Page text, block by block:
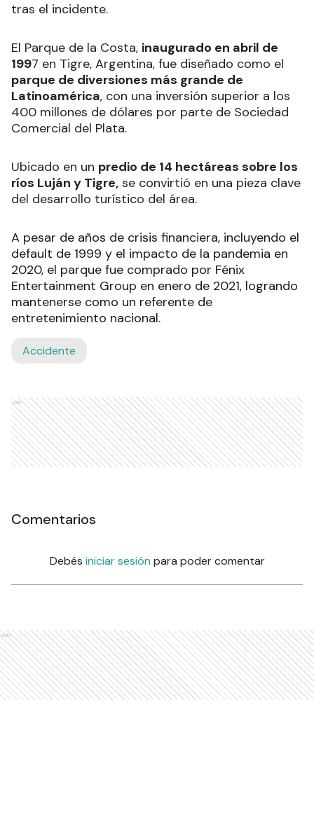
tras el incidente.
El Parque de la Costa, inaugurado en abril de
1997 en Tigre, Argentina, fue diseñado como el
parque de diversiones más grande de
Latinoamérica, con una inversión superior a los
400 millones de dólares por parte de Sociedad
Comercial del Plata.
Ubicado en un predio de 14 hectáreas sobre los
ríos Luján y Tigre, se convirtió en una pieza clave
del desarrollo turístico del área.
A pesar de años de crisis financiera, incluyendo el
default de 1999 y el impacto de la pandemia en
2020, el parque fue comprado por Fénix
Entertainment Group en enero de 2021, logrando
mantenerse como un referente de
entretenimiento nacional.
Accidente
Ads
Comentarios
Debés iniciar sesión para poder comentar
Ads